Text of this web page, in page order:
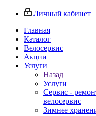
Личный кабинет
Главная
Каталог
Велосервис
Акции
Услуги
Назад
Услуги
Сервис -
велосервис
Зимнее